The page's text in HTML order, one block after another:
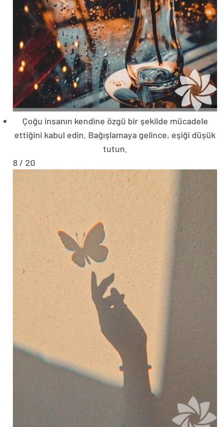
Çoğu insanın kendine özgü bir şekilde mücadele
ettiğini kabul edin. Bağışlamaya gelince, eşiği düşük
tutun.
8 / 20